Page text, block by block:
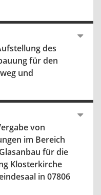
des
für den
und
von
im Bereich
für die
Klosterkirche
in 07806